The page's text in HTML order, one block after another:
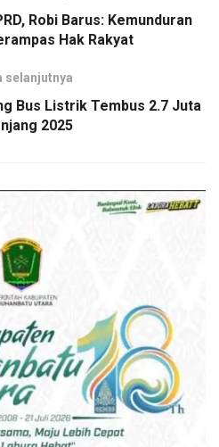
Robi Barus: Kemunduran
Hak Rakyat
selanjutnya
Bus Listrik Tembus 2.7 Juta
2025